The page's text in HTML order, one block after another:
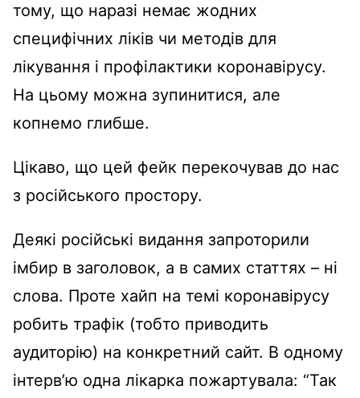
тому, що наразі немає жодних
специфічних ліків чи методів для
лікування і профілактики коронавірусу.
На цьому можна зупинитися, але
копнемо глибше.
Цікаво, що цей фейк перекочував до нас
з російського простору.
Деякі російські видання запроторили
імбир в заголовок, а в самих статтях – ні
слова. Проте хайп на темі коронавірусу
робить трафік (тобто приводить
аудиторію) на конкретний сайт. В одному
інтерв’ю одна лікарка пожартувала: “Так